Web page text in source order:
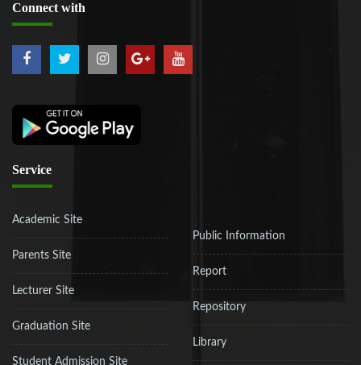
Connect with
Service
Academic Site
Parents Site
Lecturer Site
Graduation Site
Student Admission Site
Public Information
Report
Repository
Library